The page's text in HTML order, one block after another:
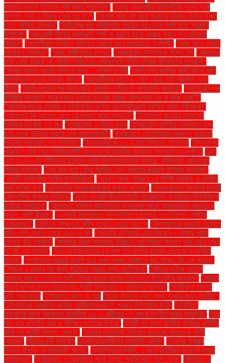
কমলার সামনে ইতিহাস সৃষ্টি করার সম্ভাবনা" "অমুক ব্যবসায়ীর রাজনৈতিক দলের সঙ্গে
সম্পর্ক: কেন এ বিষয়ে লেখা হয় না?" "অযথা সময় নষ্ট করে সরকারে থাকার কোনো ইচ্ছা
নেই: আসিফ নজরুল" "আইনশৃঙ্খলা পরিস্থিতি সন্ধ্যার পর থেকে স্পষ্ট হবে: স্বরাষ্ট্র
উপদেষ্টা" "আওয়ামী লীগের অবস্থান স্পষ্ট না করলে যমুনা ঘেরাও করবে গণ অধিকার
পরিষদ" "আগামীকাল নির্বাচন কমিশনে বৈঠকে যাবে জামায়াতে ইসলামী" "আজ রাতে ঢাকায়
আসছেন সাকিব?" "আজ লক্ষ্মীপূজার উৎসব" "আজহারুল ইসলামকে মুক্তি দিন "আমাদের
কথা কেউ ভাবছে না: মার্কিন নির্বাচনের প্রেক্ষাপটে পশ্চিম তীরের বাসিন্দাদের অনুভূতি"
"আমার হিজাব আমার শক্তির উৎস" : মার্কিন ছাত্রী "আমি যুক্তরাষ্ট্রের রাজনৈতিক বন্দী:
ফিলিস্তিনি ছাত্র মাহমুদ খলিল" "আর্জেন্টিনার কাছে ৬ গোল খেয়ে সেই ব্রাজিল এখন
শীর্ষে" "আলী-চমকের পর হৃদয়-ঝড়ে বরিশাল পৌঁছালো ফাইনালে আবারো" "আলেপ্পোর পর
সিরিয়ার অন্যান্য শহর দখলে এগিয়ে চলেছে হায়াত আল-শাম: কে বা কারা তারা?"
"আসলাঙ্কারের সেঞ্চুরি ও তিকশানার ঘূর্ণিতে অস্ট্রেলিয়াকে বিস্মিত করল শ্রীলঙ্কা"
"আসলেই কি আপেল খেলে রোগমুক্ত থাকা সম্ভব?" "ইতালিতে যাওয়ার উদ্দেশ্যে
লিবিয়ায় নিখোঁজ ২৪ জন "ইসরায়েলি ৩ জিম্মি মুক্ত "ইসরায়েলি বাহিনীর অভিযানে বন্ধ
হয়ে গেছে উত্তর গাজার শেষ হাসপাতালটি" "ইসরায়েলে নেতানিয়াহুর বিরুদ্ধে হাজারো
মানুষের প্রতিবাদ: দ্য গার্ডিয়ান" "উড়োজাহাজে ৪০ ঘণ্টার নির্যাতন: হাতকড়া "উৎসবমুখর
পরিবেশে নটর ডেম ইউনিভার্সিটি বাংলাদেশের দ্বিতীয় সমাবর্তন সফলভাবে অনুষ্ঠিত" "এই
দেশ ১৯৭১-এর শহীদদের রক্তের প্রতি বিশ্বাসঘাতকতা করেছে: কুমিল্লায় জোনায়েদ
সাকির মন্তব্য" "এক মাস ধরে খোলা সয়াবিন তেল ব্যবহার করছেন বাণিজ্য উপদেষ্টা"
"একটি আমলকীর অসীম উপকারিতা!" "একুশে পদক পাচ্ছেন ১৪ বিশিষ্ট ব্যক্তি ও জাতীয়
নারী ফুটবল দল" "এশিয়াটিক ল্যাবরেটরিজের মুনাফা কমেছে" "এসঅ্যান্ডপি আদানির তিনটি
কোম্পানির ঋণমান কমালো" "এহুদ ওলমার্ট কীভাবে তৈরি করেছিলেন ইসরায়েল-ফিলিস্তিন
রাষ্ট্রের মানচিত্র" "ঐকমত্য কমিশন রাজনৈতিক দলগুলোর সাথে আলাদাভাবে আলোচনা
করবে: আলী রীয়াজ" "ওসমানী বিমানবন্দরে অগ্নিনির্বাপণ মহড়ায় অংশ নিলেন বেবিচক
চেয়ারম্যান" "কাউকে বিশৃঙ্খলা সৃষ্টির সুযোগ দেওয়া যাবে না "কিশোরগঞ্জে ভাঙারি দোকানে
মর্টার শেল দেখতে পেয়ে ৯৯৯-এ কল "কেনেডি হত্যাকাণ্ডের বিষয়ে ৮০ হাজার পৃষ্ঠার
গোপন নথি প্রকাশ" "ক্ষমতায় থাকা অবস্থায় নির্বাচনে অংশগ্রহণ জনগণ আর মেনে নেবে
না: জি এম কাদের" "গণ–অভ্যুত্থানের ছয় মাস পর ছেলের মরদেহ পেয়ে মা'র অবিরত
কান্না" "গণমাধ্যম সরকার অখুশি হবে এমন সংবাদ প্রকাশে ভয় পাচ্ছে: জি এম কাদের"
"গাজায় ২ মার্চের পর খাদ্য সহায়তা প্রবাহ বন্ধ: জাতিসংঘ" "গাজায় অবৈধ আদেশ
অমান্য করতে সেনাদের প্রতি ইসরায়েলের সাবেক নিরাপত্তা উপদেষ্টার আহ্বান"' "গাজার
সংঘর্ষ বন্ধের জন্য আলোচনার প্রতি ইসরায়েল ও হামাসের আগ্রহ" "গাজীপুরে হামলা:
ওসি প্রত্যাহার "গোসলের আগে না পরে "ঘরের বাতাসে দূষণ: সুস্থ থাকার জন্য করণীয়".
"চট্টগ্রামের আঞ্চলিক ভাষায় রোহিঙ্গাদের জন্য প্রধান উপদেষ্টার বার্তা" "চাকরিতে
প্রবেশের জন্য পুরুষদের বয়সসীমা ৩৫ ও নারীদের ৩৭ বছরে উন্নীত করার প্রস্তাব" "চার
মাস ধরে রপ্তানি আয় ৪ বিলিয়ন ডলারের উপরে" "চারটি পদ ছাড়া জাতীয় নাগরিক কমিটির
বাকি সব কমিটি বিলুপ্ত ঘোষণা" "চারবার বসতভিটা সরিয়েও ভাঙনের আতঙ্কে আলী
আহমদ" "চীনের ৫টি পদক্ষেপ "চুয়েট ছাত্রলীগের সভাপতি আটক" "চোখের স্বাস্থ্য
উন্নত রাখতে যে খাবারগুলি খাবেন" "চ্যাম্পিয়নস ট্রফি: ২ শর্তে হাইব্রিড মডেলে সম্মত
পাকিস্তান" "ছুরিকাঘাত ও বৈদ্যুতিক শকে হত্যা: সবজিখেতে লাশ ফেলা" "জমিয়ত ও